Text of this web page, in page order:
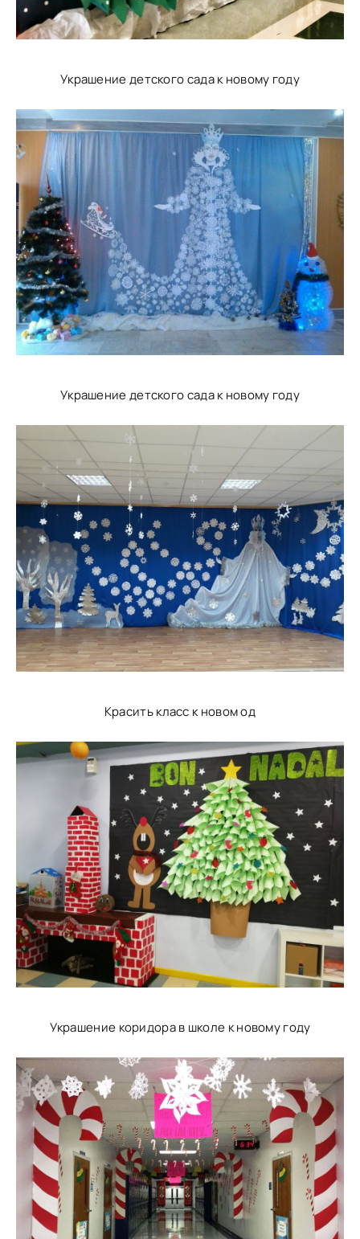
Украшение детского сада к новому году
Украшение детского сада к новому году
Красить класс к новом од
Украшение коридора в школе к новому году